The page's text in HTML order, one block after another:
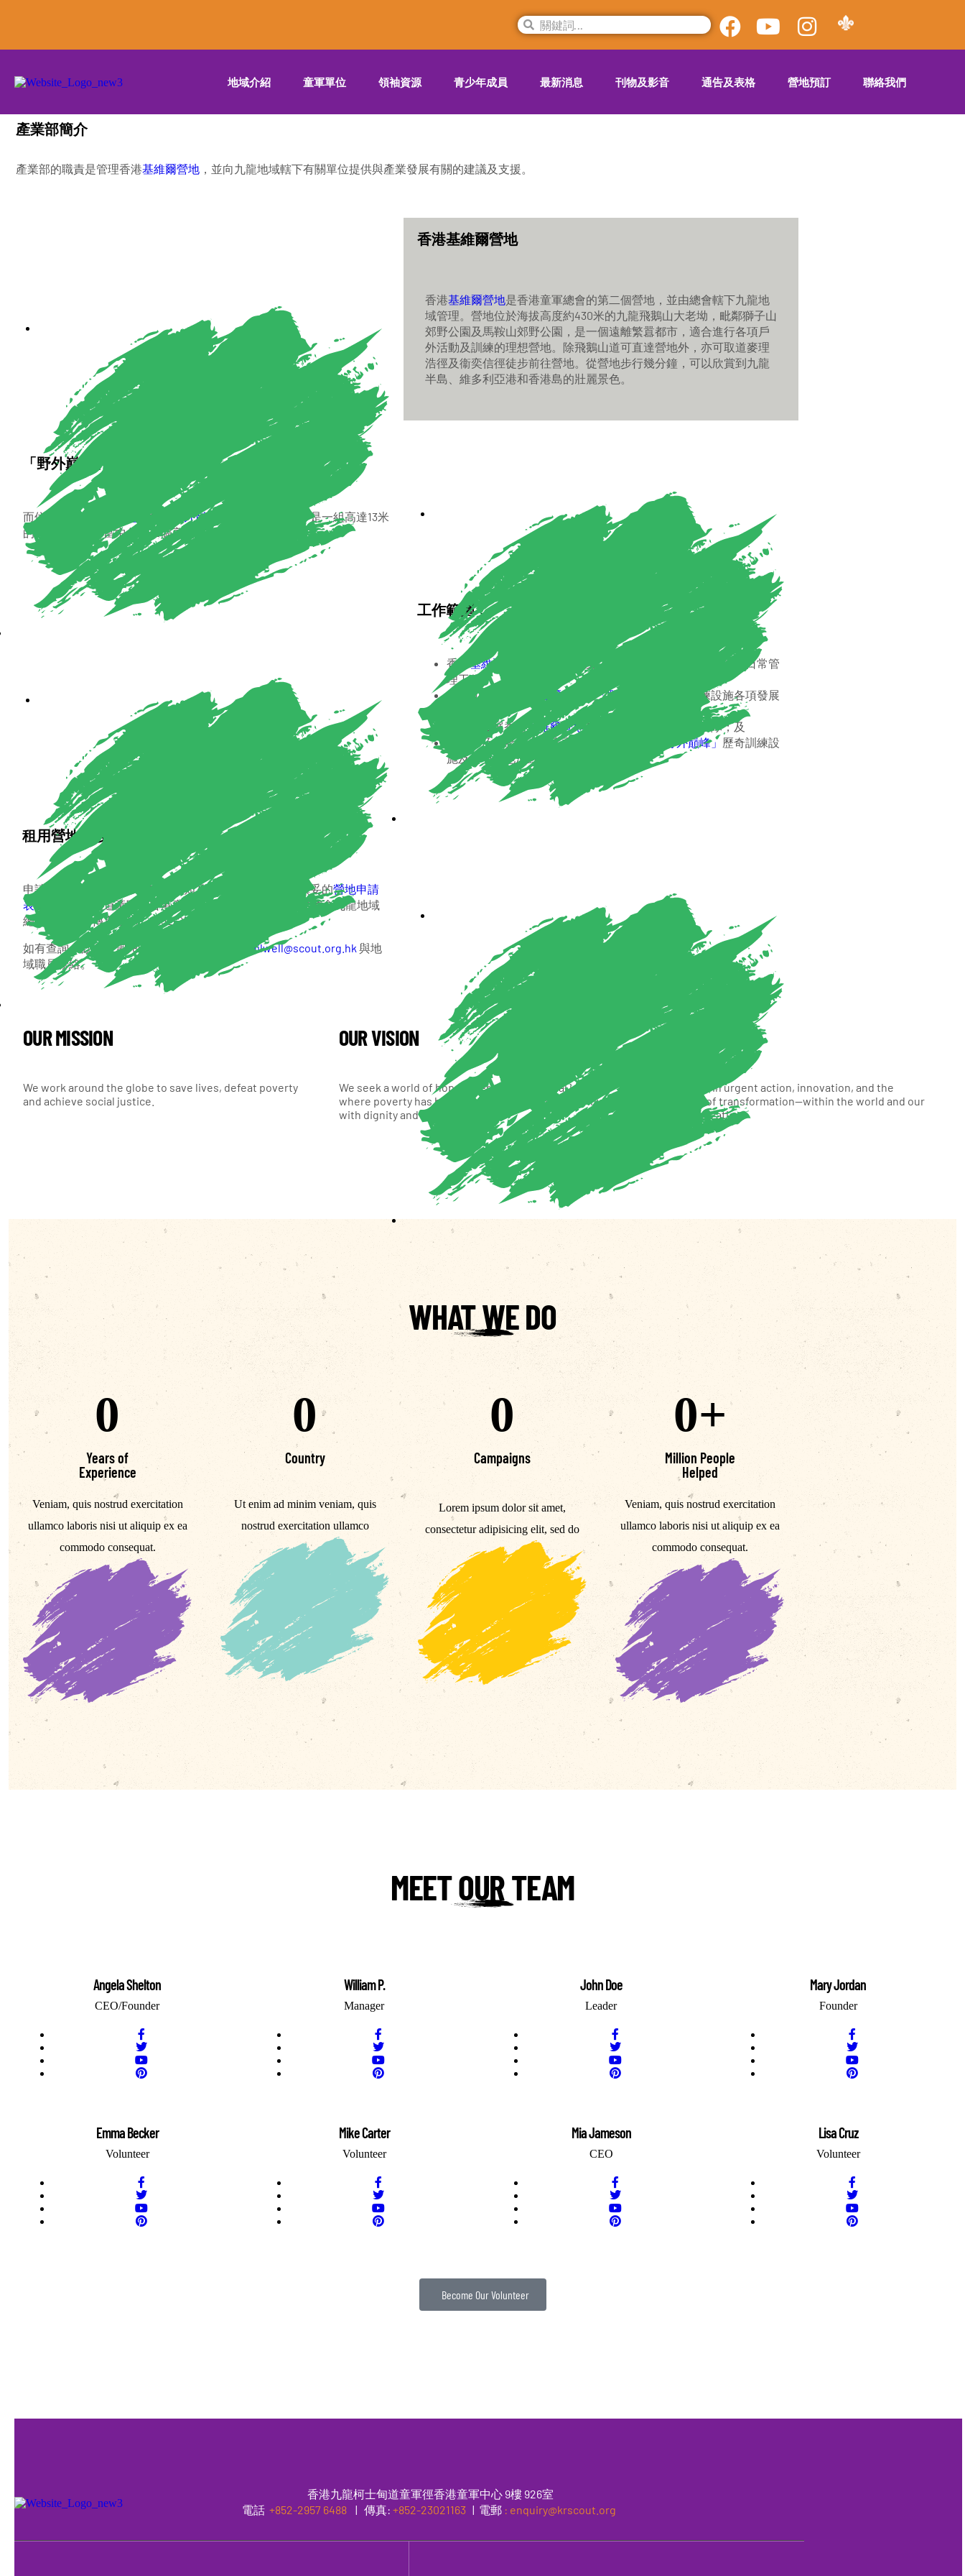
地域介紹 童軍單位 領袖資源 青少年成員 最新消息 刊物及影音 通告及表格 營地預訂 聯絡我們
產業部簡介
產業部的職責是管理香港基維爾營地 ，並向九龍地域轄下有關單位提供與產業發展有關的建議及支援。
香港基維爾營地
香港基維爾營地是香港童軍總會的第二個營地，並由總會轄下九龍地
域管理。營地位於海拔高度約430米的九龍飛鵝山大老坳，毗鄰獅子山
郊野公園及馬鞍山郊野公園，是一個遠離繁囂都市，適合進行各項戶
外活動及訓練的理想營地。除飛鵝山道可直達營地外，亦可取道麥理
浩徑及衞奕信徑徒步前往營地。從營地步行幾分鐘，可以欣賞到九龍
半島、維多利亞港和香港島的壯麗景色。
「野外巔峰」歷奇訓練設施
而位於香港 基維爾營地 內的 「野外巔峰」
歷奇訓練設施，是一組高達13米
的高結構繩網，當中包括12個高度為8至11米的項目。
工作範圍：
香港 基維爾營地 內各項設施及 「野外巔峰」
歷奇訓練設施的日常管
理工作；
策劃和監督香港
基維爾營地 「野外巔峰」
歷奇訓練設施各項發展
和維修項目；
管理及發展香港基維爾營地 各項營地活動及營地服務隊；及
向童軍及外界人士推廣香港
「野外巔峰」 歷奇訓練設
施及各項營地活動。
租用營地及設施
申請人請先往 參閱申請須知及營地收費表，並將填妥的營地申請
表 交九龍柯士甸道童軍徑香港童軍中心9樓926室香港童軍總會九龍地域
總部辦事處（傳真號碼：+852-2302 1163）。
如有查詢，歡迎致電+852-2957 6481或電郵至
gilwell@scout.org.hk 與地
域職員聯絡。
OUR MISSION
We work around the globe to save lives, defeat poverty
and achieve social justice.
OUR VISION
We seek a world of hope, tolerance and social justice,
where poverty has been overcome and all people live
with dignity and security.
OUR VALUES
We believe in urgent action, innovation, and the
necessity of transformation—within the world and our
own organization.
WHAT WE DO
0
Years of
Experience
Veniam, quis nostrud exercitation
ullamco laboris nisi ut aliquip ex ea
commodo consequat.
0
Country
Ut enim ad minim veniam, quis
nostrud exercitation ullamco
0
Campaigns
Lorem ipsum dolor sit amet,
consectetur adipisicing elit, sed do
0+
Million People
Helped
Veniam, quis nostrud exercitation
ullamco laboris nisi ut aliquip ex ea
commodo consequat.
MEET OUR TEAM
Angela Shelton
CEO/Founder
William P.
Manager
John Doe
Leader
Mary Jordan
Founder
Emma Becker
Volunteer
Mike Carter
Volunteer
Mia Jameson
CEO
Lisa Cruz
Volunteer
Become Our Volunteer
香港九龍柯士甸道童軍徑香港童軍中心 9樓 926室
電話 +852-2957 6488 |傳真:+852-23021163 | 電郵 : enquiry@krscout.org